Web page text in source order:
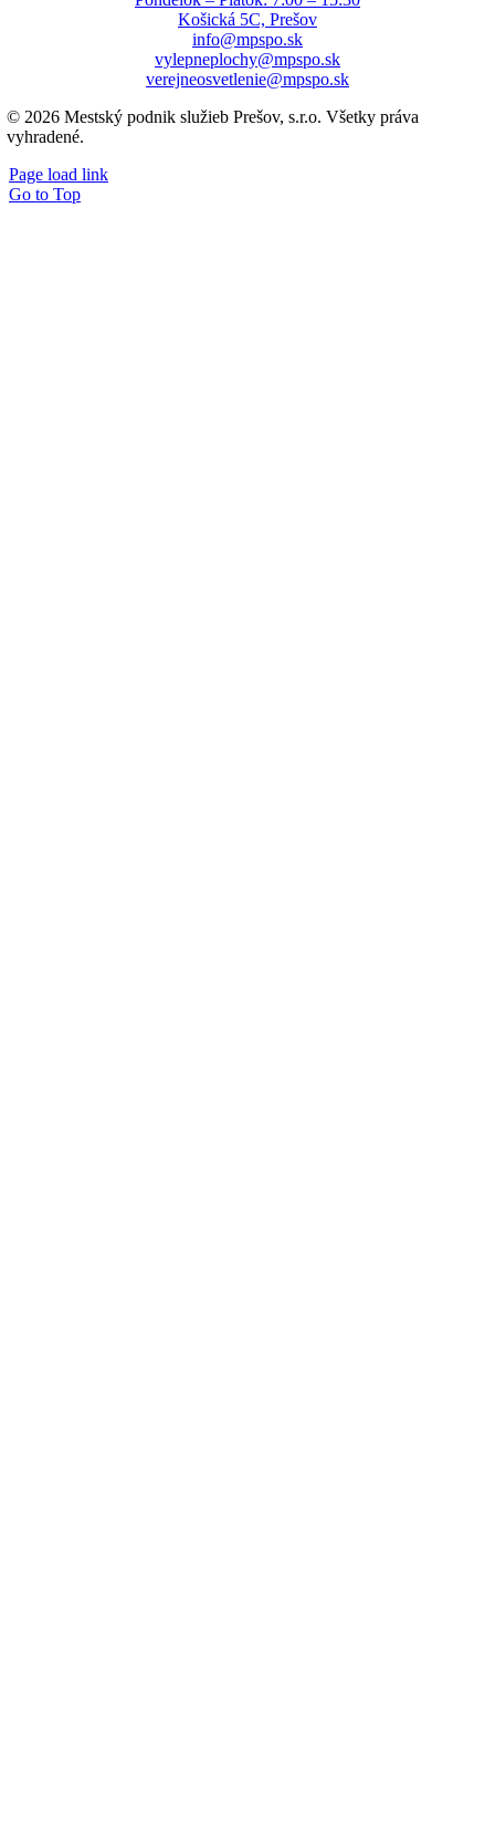
Košická 5C, Prešov
info@mpspo.sk
vylepneplochy@mpspo.sk
verejneosvetlenie@mpspo.sk
© 2026 Mestský podnik služieb Prešov, s.r.o. Všetky práva
vyhradené.
Page load link
Go to Top